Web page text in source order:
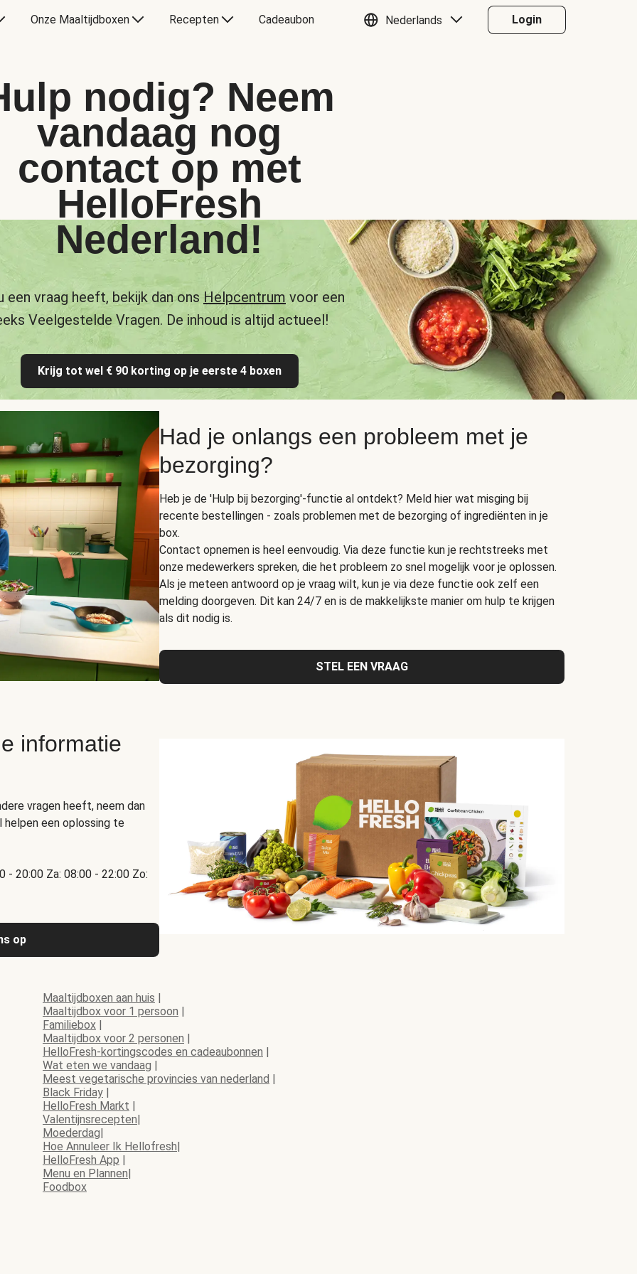
Onze Maaltijdboxen Recepten Cadeaubon Nederlands Login
nodig? Neem
vandaag nog
contact op met
HelloFresh
Nederland!
een vraag heeft, bekijk dan ons Helpcentrum voor een
Veelgestelde Vragen. De inhoud is altijd actueel!
Krijg tot wel € 90 korting op je eerste 4 boxen
Had je onlangs een probleem met je
bezorging?
Heb je de 'Hulp bij bezorging'-functie al ontdekt? Meld hier wat misging bij
recente bestellingen - zoals problemen met de bezorging of ingrediënten in je
box.
Contact opnemen is heel eenvoudig. Via deze functie kun je rechtstreeks met
onze medewerkers spreken, die het probleem zo snel mogelijk voor je oplossen.
Als je meteen antwoord op je vraag wilt, kun je via deze functie ook zelf een
melding doorgeven. Dit kan 24/7 en is de makkelijkste manier om hulp te krijgen
als dit nodig is.
STEL EEN VRAAG
informatie
vragen heeft, neem dan
een oplossing te
- 20:00 Za: 08:00 - 22:00 Zo:
op
Maaltijdboxen aan huis |
Maaltijdbox voor 1 persoon |
Familiebox |
Maaltijdbox voor 2 personen |
HelloFresh-kortingscodes en cadeaubonnen |
Wat eten we vandaag |
Meest vegetarische provincies van nederland |
Black Friday |
HelloFresh Markt |
Valentijnsrecepten|
Moederdag|
Hoe Annuleer Ik Hellofresh|
HelloFresh App |
Menu en Plannen|
Foodbox